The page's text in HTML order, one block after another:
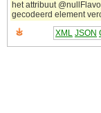
het attribuut
gecodeerd element
XML JSON